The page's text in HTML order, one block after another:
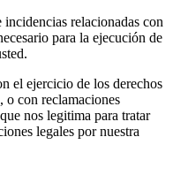
relacionadas con
para la ejecución de
el ejercicio de los derechos
o con reclamaciones
nos legitima para tratar
legales por nuestra